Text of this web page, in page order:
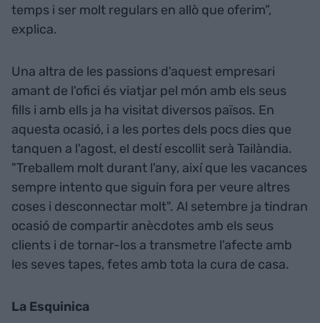
temps i ser molt regulars en allò que oferim”,
explica.
Una altra de les passions d'aquest empresari
amant de l'ofici és viatjar pel món amb els seus
fills i amb ells ja ha visitat diversos països. En
aquesta ocasió, i a les portes dels pocs dies que
tanquen a l'agost, el destí escollit serà Tailàndia.
"Treballem molt durant l'any, així que les vacances
sempre intento que siguin fora per veure altres
coses i desconnectar molt". Al setembre ja tindran
ocasió de compartir anècdotes amb els seus
clients i de tornar-los a transmetre l'afecte amb
les seves tapes, fetes amb tota la cura de casa.
La Esquinica